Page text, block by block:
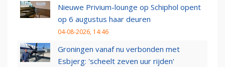
Nieuwe Privium-lounge op Schiphol opent
op 6 augustus haar deuren
04-08-2026, 14:46
Groningen vanaf nu verbonden met
Esbjerg: 'scheelt zeven uur rijden'